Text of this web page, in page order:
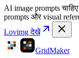
AI image prompts
prompts और visual
Lovimg देखें
GridMaker